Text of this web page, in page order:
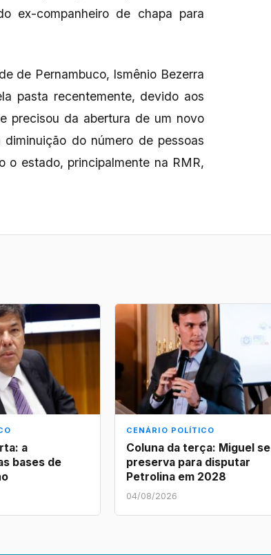
ex-companheiro de chapa para
de Pernambuco, Ismênio Bezerra
pasta recentemente, devido aos
precisou da abertura de um novo
do número de pessoas
o estado, principalmente na RMR,
a
bases de
CENÁRIO POLÍTICO
Coluna da terça: Miguel se
preserva para disputar
Petrolina em 2028
04/08/2026